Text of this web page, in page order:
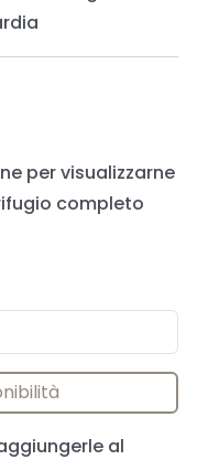
per visualizzarne
completo
al